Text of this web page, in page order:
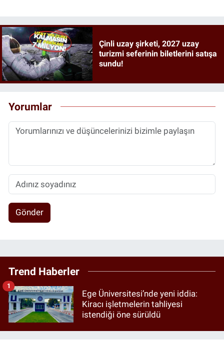
Çinli uzay şirketi, 2027 uzay
turizmi seferinin biletlerini satışa
sundu!
Yorumlar
Gönder
Trend Haberler
Ege Üniversitesi’nde yeni iddia:
Kiracı işletmelerin tahliyesi
istendiği öne sürüldü
1